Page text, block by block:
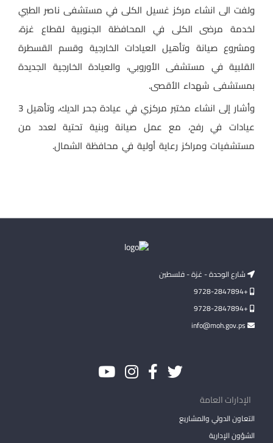
ولفت الى انشاء مركز غسيل الكلى في مستشفى ناصر الطبي
لخدمة مرضى الكلى في المحافظة الجنوبية لقطاع غزة،
ومشروع صيانة وتأهيل العيادات الخارجية وقسم القسطرة
القلبية في مستشفى الأوروبي، والعيادة الخارجية الجديدة
بمستشفى شهداء الأقصى.
وأشار إلى انشاء مختبر مركزي في عيادة جحر الديك، وتأهيل 3
عيادات في رفح، مع عمل صيانة وبنية تحتية لعدد من
مستشفيات ومراكز رعاية أولية في محافظة الشمال.
شارع الوحدة - غزة - فلسطين
+9728-2847894
+9728-2847894
الإدارات العامة
التعاون الدولي والمشاريع
الشؤون الإدارية